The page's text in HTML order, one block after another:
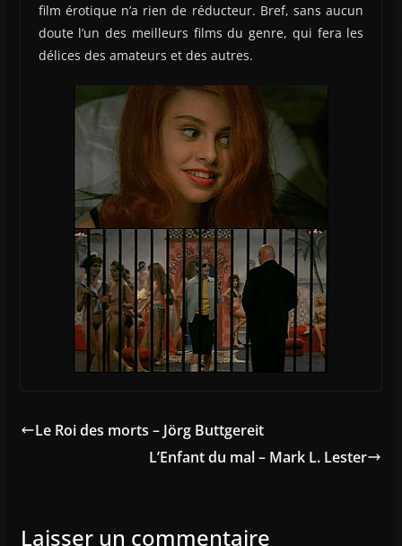
film érotique n’a rien de réducteur. Bref, sans aucun
doute l’un des meilleurs films du genre, qui fera les
délices des amateurs et des autres.
Le Roi des morts – Jörg Buttgereit
L’Enfant du mal – Mark L. Lester
Laisser un commentaire